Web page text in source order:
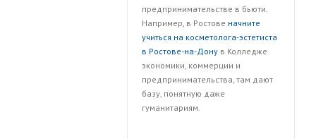
предпринимательстве в бьюти.
Например, в Ростове начните
учиться на косметолога-эстетиста
в Ростове-на-Дону в Колледже
экономики, коммерции и
предпринимательства, там дают
базу, понятную даже
гуманитариям.